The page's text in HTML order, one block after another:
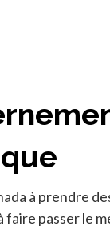
à prendre
faire passer le